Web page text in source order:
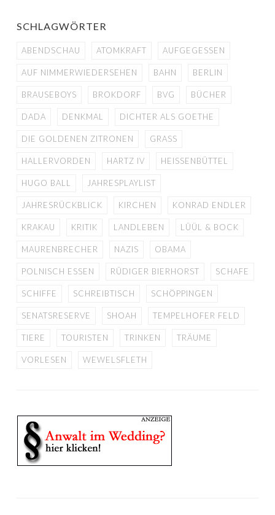
SCHLAGWÖRTER
ABENDSCHAU ATOMKRAFT AUFGEGESSEN
AUF NIMMERWIEDERSEHEN BAHN BERLIN
BRAUSEBOYS BROKDORF BVG BÜCHER
DADA DENKMAL DICHTER ALS GOETHE
DIE GOLDENEN ZITRONEN GRASS
HALLERVORDEN HARTZ IV HEISSENBÜTTEL
HUGO BALL JAHRESPLAYLIST
JAHRESRÜCKBLICK KIRCHEN KONRAD ENDLER
KRAKAU KRITIK LANDLEBEN LÜÜL & BOCK
MAURENBRECHER NAZIS OBAMA
POLNISCH ESSEN RÜDIGER BIERHORST SCHAFE
SCHIFFE SCHREIBTISCH SCHÖPPINGEN
SENATSRESERVE SHOAH TEMPELHOFER FELD
TIERE TOURISTEN TRINKEN TRÄUME
VORLESEN WEWELSFLETH